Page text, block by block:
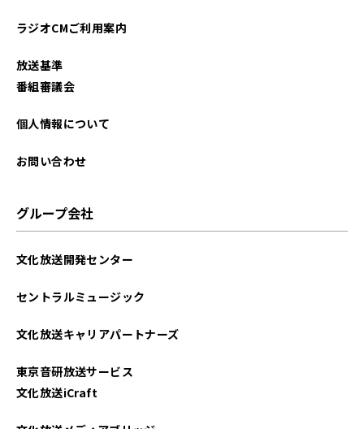
2024年09月
2024年06月
2023年10月
ラジオCMご利用案内
放送基準
番組審議会
個人情報について
お問い合わせ
グループ会社
文化放送開発センター
セントラルミュージック
文化放送キャリアパートナーズ
東京音研放送サービス
文化放送iCraft